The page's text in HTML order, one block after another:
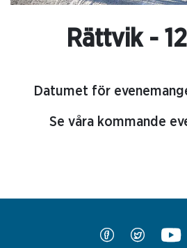
Rättvik -
Datumet för
Se våra kommande